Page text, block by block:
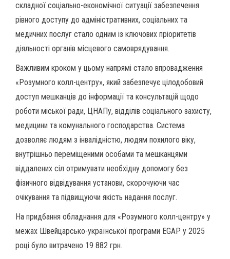
складної соціально-економічної ситуації забезпечення
рівного доступу до адміністративних, соціальних та
медичних послуг стало одним із ключових пріоритетів
діяльності органів місцевого самоврядування.
Важливим кроком у цьому напрямі стало впровадження
«Розумного колл-центру», який забезпечує цілодобовий
доступ мешканців до інформації та консультацій щодо
роботи міської ради, ЦНАПу, відділів соціального захисту,
медицини та комунального господарства. Система
дозволяє людям з інвалідністю, людям похилого віку,
внутрішньо переміщеними особами та мешканцями
віддалених сіл отримувати необхідну допомогу без
фізичного відвідування установи, скорочуючи час
очікування та підвищуючи якість надання послуг.
На придбання обладнання для «Розумного колл-центру» у
межах Швейцарсько-української програми EGAP у 2025
році було витрачено 19 882 грн.